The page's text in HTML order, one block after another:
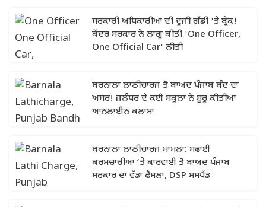
ਸਰਕਾਰੀ ਅਧਿਕਾਰੀਆਂ ਦੀ ਦੂਜੀ ਗੱਡੀ 'ਤੇ ਬ੍ਰੇਕ!
ਕੇਂਦਰ ਸਰਕਾਰ ਨੇ ਲਾਗੂ ਕੀਤੀ 'One Officer,
One Official Car' ਨੀਤੀ
ਬਰਨਾਲਾ ਲਾਠੀਚਾਰਜ ਤੋਂ ਬਾਅਦ ਪੰਜਾਬ ਬੰਦ ਦਾ
ਅਸਰ! ਜਲੰਧਰ ਦੇ ਕਈ ਸਕੂਲਾਂ ਨੇ ਸ਼ੁਰੂ ਕੀਤੀਆਂ
ਆਨਲਾਈਨ ਕਲਾਸਾਂ
ਬਰਨਾਲਾ ਲਾਠੀਚਾਰਜ ਮਾਮਲਾ: ਸਫਾਈ
ਕਰਮਚਾਰੀਆਂ ‘ਤੇ ਕਾਰਵਾਈ ਤੋਂ ਬਾਅਦ ਪੰਜਾਬ
ਸਰਕਾਰ ਦਾ ਵੱਡਾ ਫੈਸਲਾ, DSP ਸਸਪੈਂਡ